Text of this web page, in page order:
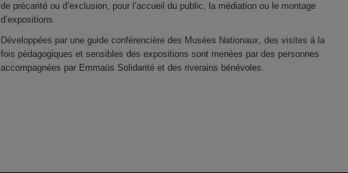
de précarité ou d’exclusion, pour l’accueil du public, la médiation ou le montage
d’expositions.
Développées par une guide conférencière des Musées Nationaux, des visites à la
fois pédagogiques et sensibles des expositions sont menées par des personnes
accompagnées par Emmaüs Solidarité et des riverains bénévoles.